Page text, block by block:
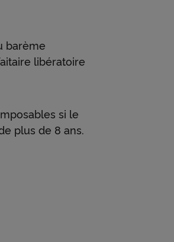
barème
libératoire
si le
plus de 8 ans.